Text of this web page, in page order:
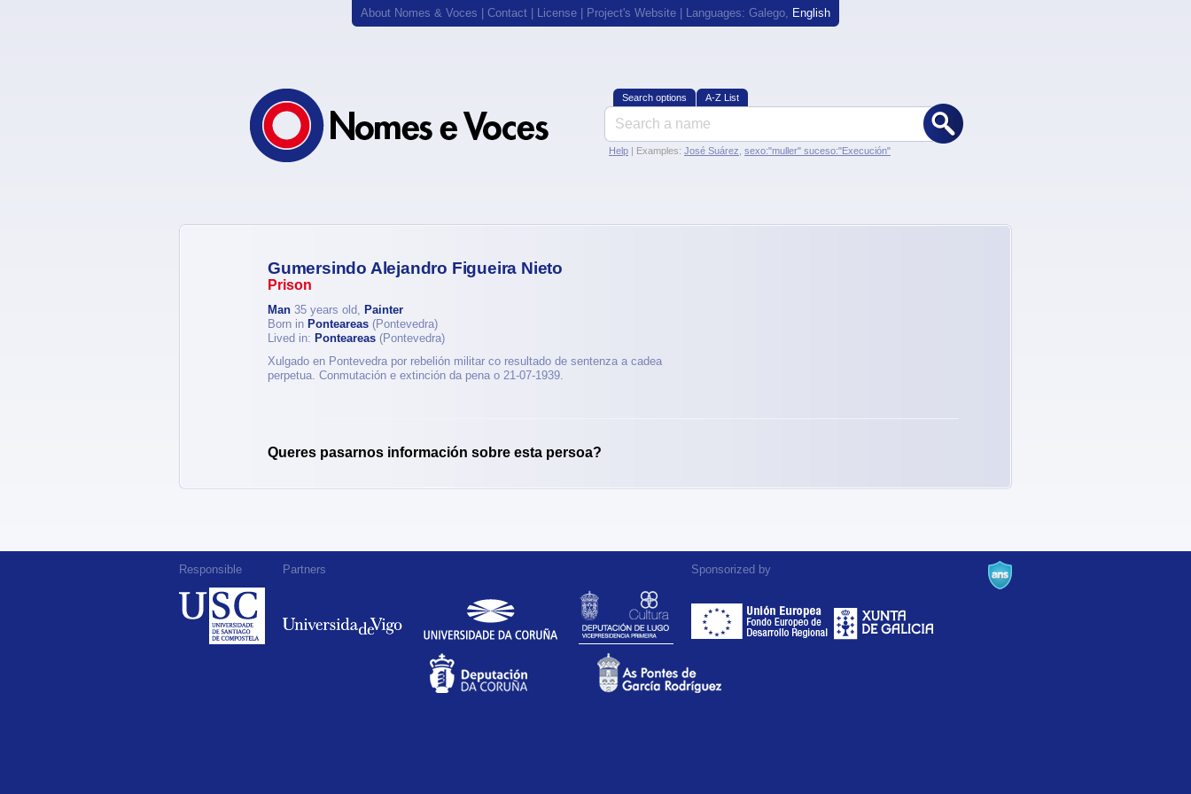
About Nomes & Voces Contact License Project's Website | Languages: Galego, English
Search options A-Z List
Help | Examples: José Suárez sexo:"muller" suceso:"Execución"
Gumersindo Alejandro Figueira Nieto
Prison
Man 35 years old, Painter
Born in Ponteareas (Pontevedra)
Lived in: Ponteareas (Pontevedra)
Xulgado en Pontevedra por rebelión militar co resultado de sentenza a cadea
perpetua. Conmutación e extinción da pena o 21-07-1939.
Queres pasarnos información sobre esta persoa?
Responsible Partners Sponsorized by